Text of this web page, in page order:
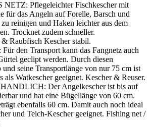
Pflegeleichter Fischkescher mit
für das Angeln auf Forelle, Barsch und
reinigen und Haken leichter aus dem
Trocknet zudem schneller.
Raubfisch Kescher stabil.
den Transport kann das Fangnetz auch
geclipt werden. Durch diesen
seine Transportlänge von nur 75 cm ist
als Watkescher geeignet. Kescher & Reuser.
Der Angelkescher ist bis auf
und hat eine Bügellänge von 60 cm.
ebenfalls 60 cm. Damit auch noch ideal
und Teich-Kescher geeignet. Fishing net /